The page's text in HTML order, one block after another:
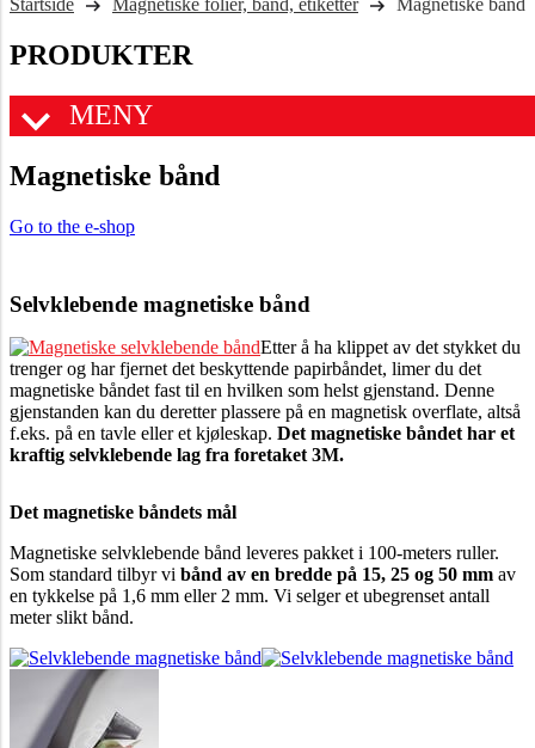
Startside
Magnetiske folier, bånd, etiketter Magnetiske bånd
PRODUKTER
MENY
Magnetiske bånd
Go to the e-shop
Selvklebende magnetiske bånd
Etter å ha klippet av det stykket du
trenger og har fjernet det beskyttende papirbåndet, limer du det
magnetiske båndet fast til en hvilken som helst gjenstand. Denne
gjenstanden kan du deretter plassere på en magnetisk overflate, altså
f.eks. på en tavle eller et kjøleskap. Det magnetiske båndet har et
kraftig selvklebende lag fra foretaket 3M.
Det magnetiske båndets mål
Magnetiske selvklebende bånd leveres pakket i 100-meters ruller.
Som standard tilbyr vi bånd av en bredde på 15, 25 og 50 mm av
en tykkelse på 1,6 mm eller 2 mm. Vi selger et ubegrenset antall
meter slikt bånd.